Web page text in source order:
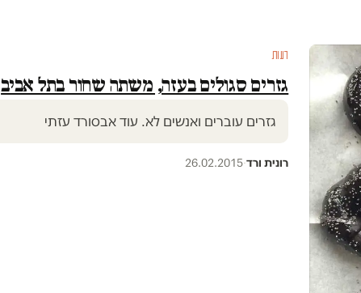
דעות
גזרים סגולים בעזה, משתה שחור בתל אביב
גזרים עוברים ואנשים לא. עוד אבסורד עזתי
רונית ורד·
26.02.2015